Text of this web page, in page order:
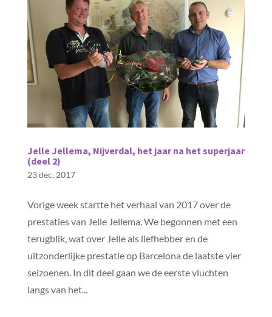
Jelle Jellema, Nijverdal, het jaar na het superjaar
(deel 2)
23 dec, 2017
Vorige week startte het verhaal van 2017 over de
prestaties van Jelle Jellema. We begonnen met een
terugblik, wat over Jelle als liefhebber en de
uitzonderlijke prestatie op Barcelona de laatste vier
seizoenen. In dit deel gaan we de eerste vluchten
langs van het...